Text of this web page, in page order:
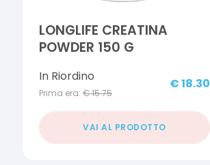
LONGLIFE CREATINA
POWDER 150 G
In Riordino
Prima era: €15.75
€18.30
VAI AL PRODOTTO